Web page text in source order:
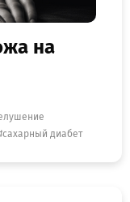
на
сахарный диабет